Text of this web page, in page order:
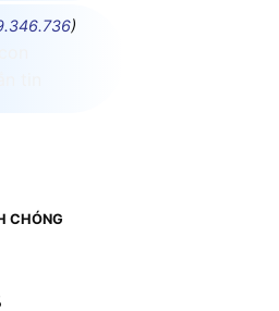
)
CHÓNG